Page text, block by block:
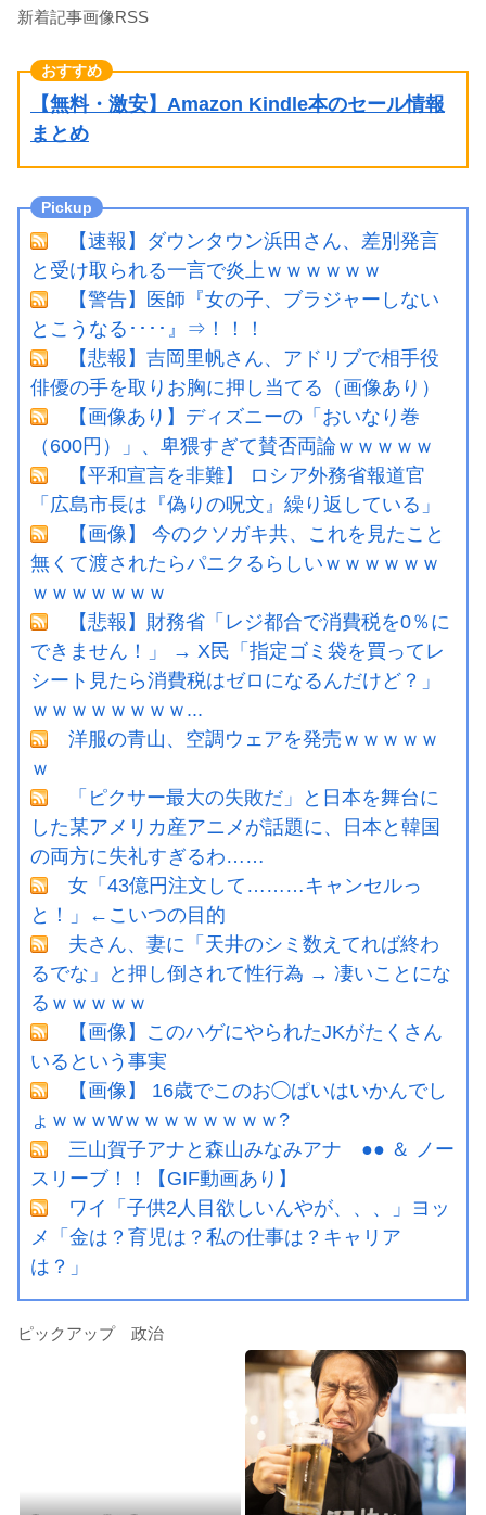
新着記事画像RSS
【無料・激安】Amazon Kindle本のセール情報
まとめ
【速報】ダウンタウン浜田さん、差別発言
と受け取られる一言で炎上ｗｗｗｗｗｗ
【警告】医師『女の子、ブラジャーしない
とこうなる････』⇒！！！
【悲報】吉岡里帆さん、アドリブで相手役
俳優の手を取りお胸に押し当てる（画像あり）
【画像あり】ディズニーの「おいなり巻
（600円）」、卑猥すぎて賛否両論ｗｗｗｗｗ
【平和宣言を非難】 ロシア外務省報道官
「広島市長は『偽りの呪文』繰り返している」
【画像】 今のクソガキ共、これを見たこと
無くて渡されたらパニクるらしいｗｗｗｗｗｗ
ｗｗｗｗｗｗｗ
【悲報】財務省「レジ都合で消費税を0％に
できません！」 → X民「指定ゴミ袋を買ってレ
シート見たら消費税はゼロになるんだけど？」
ｗｗｗｗｗｗｗｗ...
洋服の青山、空調ウェアを発売ｗｗｗｗｗ
ｗ
「ピクサー最大の失敗だ」と日本を舞台に
した某アメリカ産アニメが話題に、日本と韓国
の両方に失礼すぎるわ……
女「43億円注文して………キャンセルっ
と！」←こいつの目的
夫さん、妻に「天井のシミ数えてれば終わ
るでな」と押し倒されて性行為 → 凄いことにな
るｗｗｗｗｗ
【画像】このハゲにやられたJKがたくさん
いるという事実
【画像】 16歳でこのお◯ぱいはいかんでし
ょｗｗｗwｗｗｗｗｗｗｗｗ?
三山賀子アナと森山みなみアナ ●● ＆ ノー
スリーブ！！【GIF動画あり】
ワイ「子供2人目欲しいんやが、、、」ヨッ
メ「金は？育児は？私の仕事は？キャリア
は？」
ピックアップ 政治